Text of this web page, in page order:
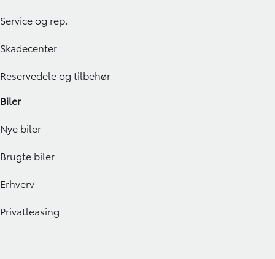
Service og rep.
Skadecenter
Reservedele og tilbehør
Biler
Nye biler
Brugte biler
Erhverv
Privatleasing